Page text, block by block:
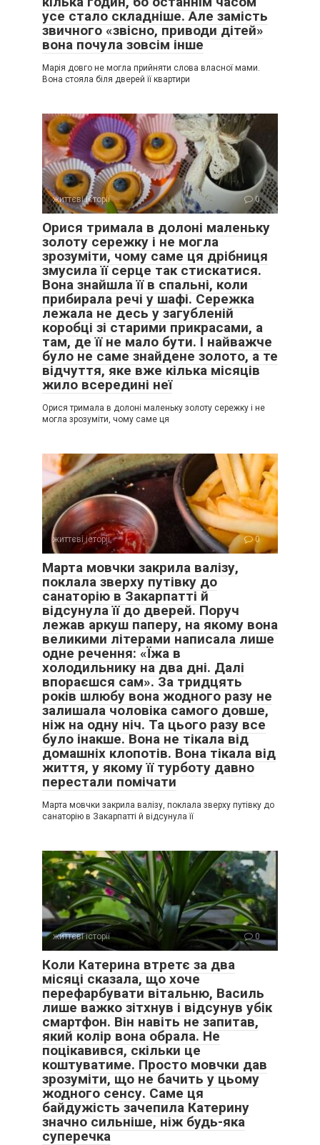
усе стало складніше. Але замість
звичного «звісно, приводи дітей»
вона почула зовсім інше
Марія довго не могла прийняти слова власної мами.
Вона стояла біля дверей її квартири
життєві історії 0
Орися тримала в долоні маленьку
золоту сережку і не могла
зрозуміти, чому саме ця дрібниця
змусила її серце так стискатися.
Вона знайшла її в спальні, коли
прибирала речі у шафі. Сережка
лежала не десь у загубленій
коробці зі старими прикрасами, а
там, де її не мало бути. І найважче
було не саме знайдене золото, а те
відчуття, яке вже кілька місяців
жило всередині неї
Орися тримала в долоні маленьку золоту сережку і не
могла зрозуміти, чому саме ця
життєві історії 0
Марта мовчки закрила валізу,
поклала зверху путівку до
санаторію в Закарпатті й
відсунула її до дверей. Поруч
лежав аркуш паперу, на якому вона
великими літерами написала лише
одне речення: «Їжа в
холодильнику на два дні. Далі
впораєшся сам». За тридцять
років шлюбу вона жодного разу не
залишала чоловіка самого довше,
ніж на одну ніч. Та цього разу все
було інакше. Вона не тікала від
домашніх клопотів. Вона тікала від
життя, у якому її турботу давно
перестали помічати
Марта мовчки закрила валізу, поклала зверху путівку до
санаторію в Закарпатті й відсунула її
життєві історії 0
Коли Катерина втретє за два
місяці сказала, що хоче
перефарбувати вітальню, Василь
лише важко зітхнув і відсунув убік
смартфон. Він навіть не запитав,
який колір вона обрала. Не
поцікавився, скільки це
коштуватиме. Просто мовчки дав
зрозуміти, що не бачить у цьому
жодного сенсу. Саме ця
байдужість зачепила Катерину
значно сильніше, ніж будь-яка
суперечка